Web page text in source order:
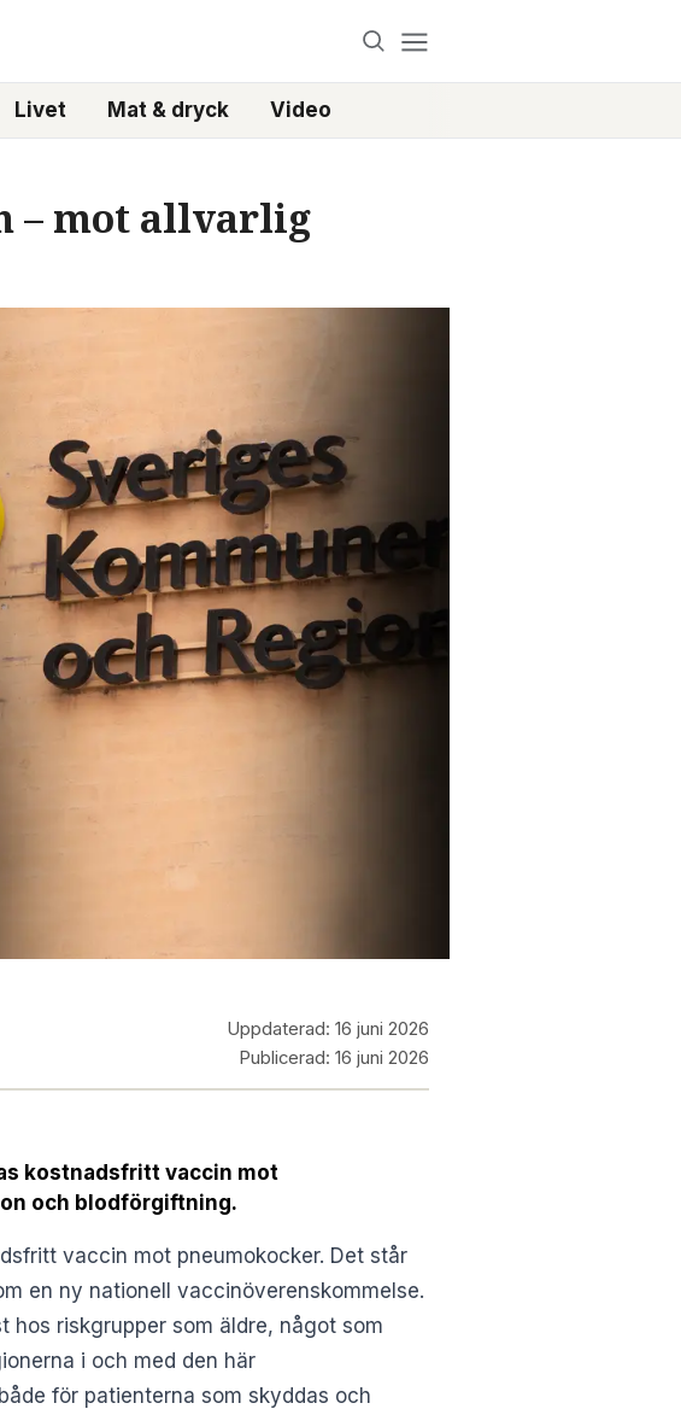
Livet Mat & dryck Video
– mot allvarlig
Uppdaterad: 16 juni 2026
Publicerad: 16 juni 2026
kostnadsfritt vaccin mot
och blodförgiftning.
vaccin mot pneumokocker. Det står
en ny nationell vaccinöverenskommelse.
hos riskgrupper som äldre, något som
i och med den här
för patienterna som skyddas och